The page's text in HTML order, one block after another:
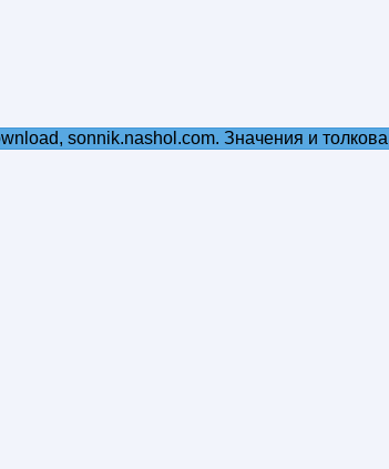
sonnik.nashol.com. Значения и